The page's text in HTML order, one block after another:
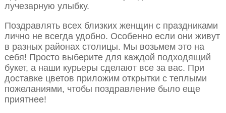
лучезарную улыбку.
Поздравлять всех близких женщин с праздниками
лично не всегда удобно. Особенно если они живут
в разных районах столицы. Мы возьмем это на
себя! Просто выберите для каждой подходящий
букет, а наши курьеры сделают все за вас. При
доставке цветов приложим открытки с теплыми
пожеланиями, чтобы поздравление было еще
приятнее!